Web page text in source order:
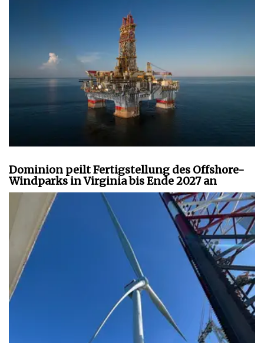
Dominion peilt Fertigstellung des Offshore-
Windparks in Virginia bis Ende 2027 an